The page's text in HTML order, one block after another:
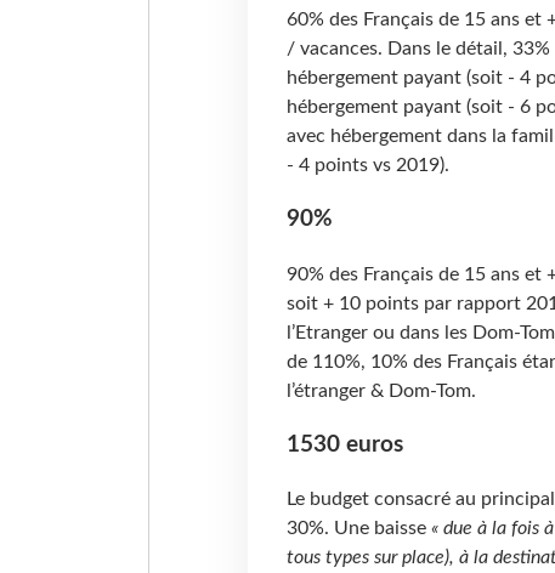
60% des Français de 15 ans
/ vacances. Dans le détail,
hébergement payant (soit - 4
hébergement payant (soit - 6
avec hébergement dans la
- 4 points vs 2019).
90%
90% des Français de 15 ans
soit + 10 points par rapport
l’Etranger ou dans les Dom-
de 110%, 10% des Français
l’étranger & Dom-Tom.
1530 euros
Le budget consacré au
30%. Une baisse « due à la fois
tous types sur place), à la